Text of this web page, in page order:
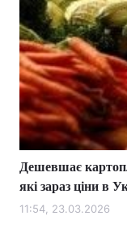
Дешевшає
які зараз ціни в
11:54, 23.03.2026